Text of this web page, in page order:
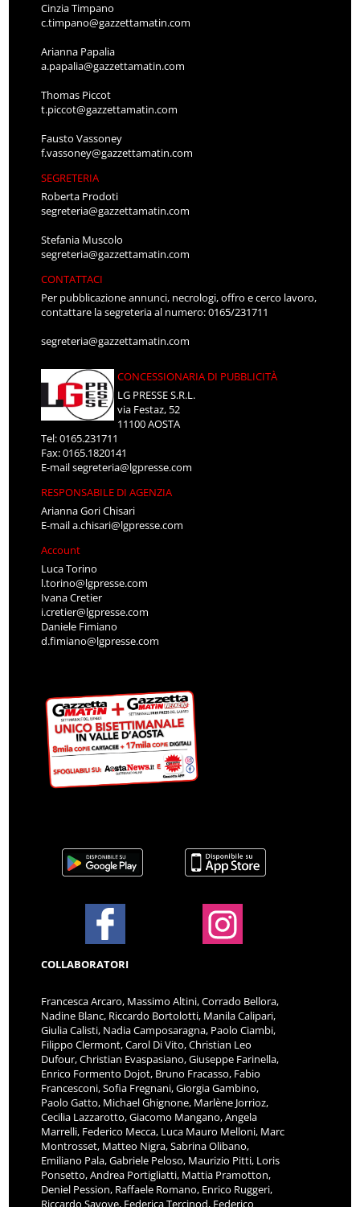
Cinzia Timpano
c.timpano@gazzettamatin.com
Arianna Papalia
a.papalia@gazzettamatin.com
Thomas Piccot
t.piccot@gazzettamatin.com
Fausto Vassoney
f.vassoney@gazzettamatin.com
SEGRETERIA
Roberta Prodoti
segreteria@gazzettamatin.com
Stefania Muscolo
segreteria@gazzettamatin.com
CONTATTACI
Per pubblicazione annunci, necrologi, offro e cerco lavoro,
contattare la segreteria al numero: 0165/231711
segreteria@gazzettamatin.com
CONCESSIONARIA DI PUBBLICITÀ
LG PRESSE S.R.L.
via Festaz, 52
11100 AOSTA
Tel: 0165.231711
Fax: 0165.1820141
E-mailsegreteria@lgpresse.com
RESPONSABILE DI AGENZIA
Arianna Gori Chisari
E-maila.chisari@lgpresse.com
Account
Luca Torino
l.torino@lgpresse.com
Ivana Cretier
i.cretier@lgpresse.com
Daniele Fimiano
d.fimiano@lgpresse.com
COLLABORATORI
Francesca Arcaro, Massimo Altini, Corrado Bellora,
Nadine Blanc, Riccardo Bortolotti, Manila Calipari,
Giulia Calisti, Nadia Camposaragna, Paolo Ciambi,
Filippo Clermont, Carol Di Vito, Christian Leo
Dufour, Christian Evaspasiano, Giuseppe Farinella,
Enrico Formento Dojot, Bruno Fracasso, Fabio
Francesconi, Sofia Fregnani, Giorgia Gambino,
Paolo Gatto, Michael Ghignone, Marlène Jorrioz,
Cecilia Lazzarotto, Giacomo Mangano, Angela
Marrelli, Federico Mecca, Luca Mauro Melloni, Marc
Montrosset, Matteo Nigra, Sabrina Olibano,
Emiliano Pala, Gabriele Peloso, Maurizio Pitti, Loris
Ponsetto, Andrea Portigliatti, Mattia Pramotton,
Deniel Pession, Raffaele Romano, Enrico Ruggeri,
Riccardo Savoye, Federica Tercinod, Federico